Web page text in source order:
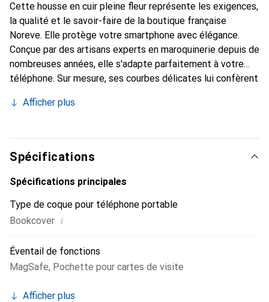
Cette housse en cuir pleine fleur représente les exigences,
la qualité et le savoir-faire de la boutique française
Noreve. Elle protège votre smartphone avec élégance.
Conçue par des artisans experts en maroquinerie depuis de
nombreuses années, elle s'adapte parfaitement à votre
téléphone. Sur mesure, ses courbes délicates lui confèrent
et essentiel de votre smartphone. Reconnaissable à
marque Noreve est un choix sûr pour une clientèle
exigeante.
Afficher plus
Spécifications
Spécifications principales
Type de coque pour téléphone portable
Bookcover i
Éventail de fonctions
MagSafe, Pochette pour cartes de visite
Afficher plus